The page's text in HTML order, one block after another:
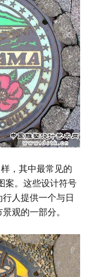
，其中最常见的
案。这些设计符号
人提供一个与日
观的一部分。